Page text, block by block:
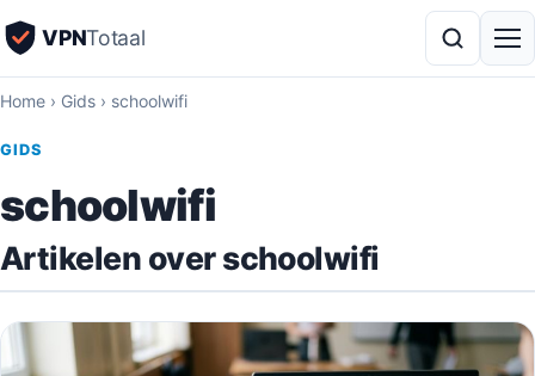
VPNTotaal
Home › Gids › schoolwifi
GIDS
schoolwifi
Artikelen over schoolwifi